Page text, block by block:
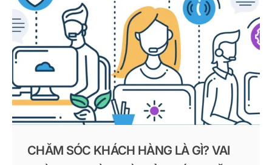
CHĂM SÓC KHÁCH HÀNG LÀ GÌ? VAI